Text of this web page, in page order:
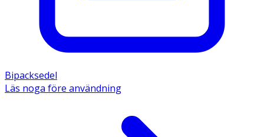
Bipacksedel
Läs noga före användning